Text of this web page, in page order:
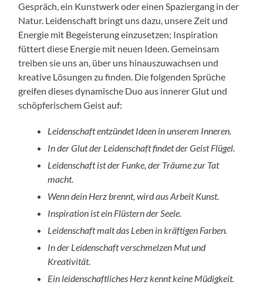
Gespräch, ein Kunstwerk oder einen Spaziergang in der
Natur. Leidenschaft bringt uns dazu, unsere Zeit und
Energie mit Begeisterung einzusetzen; Inspiration
füttert diese Energie mit neuen Ideen. Gemeinsam
treiben sie uns an, über uns hinauszuwachsen und
kreative Lösungen zu finden. Die folgenden Sprüche
greifen dieses dynamische Duo aus innerer Glut und
schöpferischem Geist auf:
Leidenschaft entzündet Ideen in unserem Inneren.
In der Glut der Leidenschaft findet der Geist Flügel.
Leidenschaft ist der Funke, der Träume zur Tat
macht.
Wenn dein Herz brennt, wird aus Arbeit Kunst.
Inspiration ist ein Flüstern der Seele.
Leidenschaft malt das Leben in kräftigen Farben.
In der Leidenschaft verschmelzen Mut und
Kreativität.
Ein leidenschaftliches Herz kennt keine Müdigkeit.